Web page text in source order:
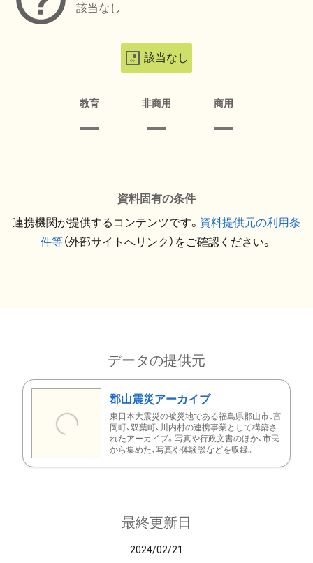
該当なし
該当なし
教育 非商用 商用
資料固有の条件
連携機関が提供するコンテンツです。 資料提供元の利用条
件等（外部サイトへリンク）をご確認ください。
データの提供元
郡山震災アーカイブ
東日本大震災の被災地である福島県郡山市、富
岡町、双葉町、川内村の連携事業として構築さ
れたアーカイブ。写真や行政文書のほか、市民
から集めた、写真や体験談などを収録。
最終更新日
2024/02/21